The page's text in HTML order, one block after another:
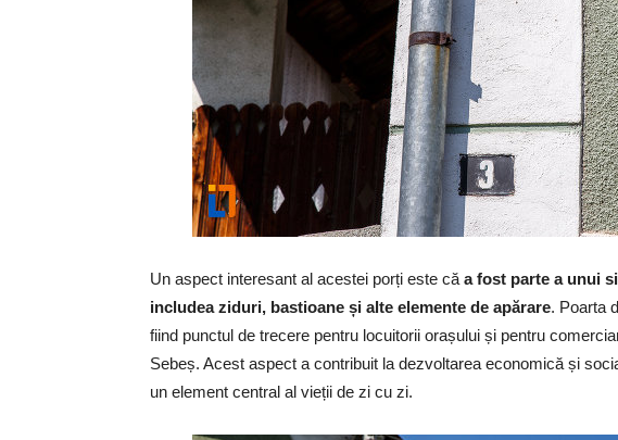
Un aspect interesant al acestei porți este că a fost parte a unui
includea ziduri, bastioane și alte elemente de apărare. Poarta
fiind punctul de trecere pentru locuitorii orașului și pentru
Sebeș. Acest aspect a contribuit la dezvoltarea economică și
un element central al vieții de zi cu zi.